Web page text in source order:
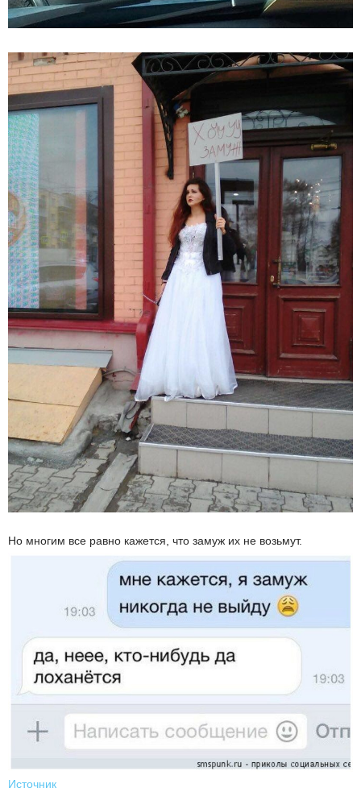
Но многим все равно кажется, что замуж их не возьмут.
Источник